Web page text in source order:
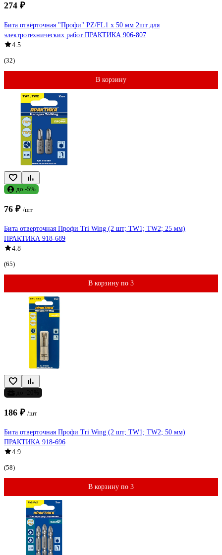
274 ₽
Бита отвёрточная "Профи" PZ/FL1 x 50 мм 2шт для
электротехнических работ ПРАКТИКА 906-807
4.5
(32)
В корзину
до -5%
76 ₽ /шт
Бита отверточная Профи Tri Wing (2 шт; TW1; TW2; 25 мм)
ПРАКТИКА 918-689
4.8
(65)
В корзину по 3
186 ₽ /шт
Бита отверточная Профи Tri Wing (2 шт; TW1; TW2; 50 мм)
ПРАКТИКА 918-696
4.9
(58)
В корзину по 3